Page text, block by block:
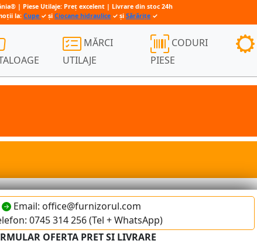
Email: office@furnizorul.com
0745 314 256 (Tel + WhatsApp)
OFERTA PRET SI LIVRARE
| Piese Utilaje: Preț excelent | Livrare din stoc 24h
la: Cupe ✓ și Ciocane hidraulice ✓ și Sărărițe ✓
MĂRCI
UTILAJE
CODURI
PIESE